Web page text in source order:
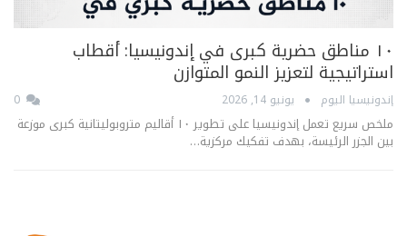
١٠ مناطق حضرية كبرى في إندونيسيا: أقطاب
استراتيجية لتعزيز النمو المتوازن
إندونيسيا اليوم يونيو 14, 2026
ملخص سريع تعمل إندونيسيا على تطوير ١٠ أقاليم متروبوليتانية كبرى موزعة
بين الجزر الرئيسة، بهدف تفكيك مركزية…